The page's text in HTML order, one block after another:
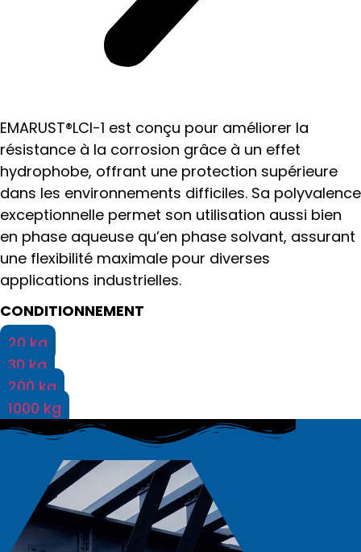
EMARUST®LCI-1 est conçu pour améliorer la
résistance à la corrosion grâce à un effet
hydrophobe, offrant une protection supérieure
dans les environnements difficiles. Sa polyvalence
exceptionnelle permet son utilisation aussi bien
en phase aqueuse qu’en phase solvant, assurant
une flexibilité maximale pour diverses
applications industrielles.
CONDITIONNEMENT
20 kg
30 kg
200 kg
1000 kg